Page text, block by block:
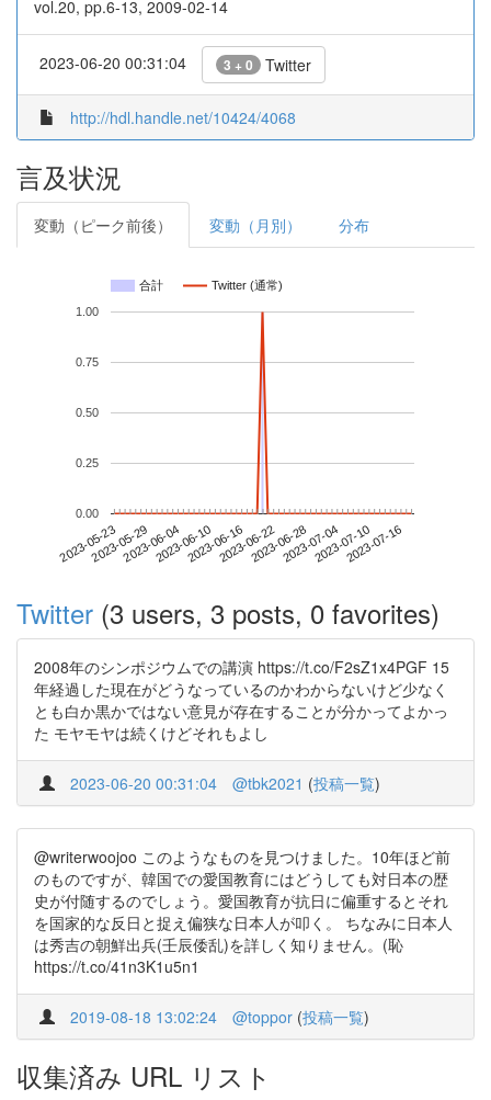
vol.20, pp.6-13, 2009-02-14
2023-06-20 00:31:04 3 + 0 Twitter
http://hdl.handle.net/10424/4068
言及状況
変動（ピーク前後） 変動（月別） 分布
合計 Twitter (通常)
2023-05-232023-05-292023-06-042023-06-102023-06-162023-06-222023-06-282023-07-042023-07-102023-07-16
0.00
0.25
0.50
0.75
1.00
Twitter (3 users, 3 posts, 0 favorites)
2008年のシンポジウムでの講演 https://t.co/F2sZ1x4PGF 15
年経過した現在がどうなっているのかわからないけど少なく
とも白か黒かではない意見が存在することが分かってよかっ
た モヤモヤは続くけどそれもよし
2023-06-20 00:31:04 @tbk2021 (投稿一覧)
@writerwoojoo このようなものを見つけました。10年ほど前
のものですが、韓国での愛国教育にはどうしても対日本の歴
史が付随するのでしょう。愛国教育が抗日に偏重するとそれ
を国家的な反日と捉え偏狭な日本人が叩く。 ちなみに日本人
は秀吉の朝鮮出兵(壬辰倭乱)を詳しく知りません。(恥
https://t.co/41n3K1u5n1
2019-08-18 13:02:24 @toppor (投稿一覧)
収集済み URL リスト